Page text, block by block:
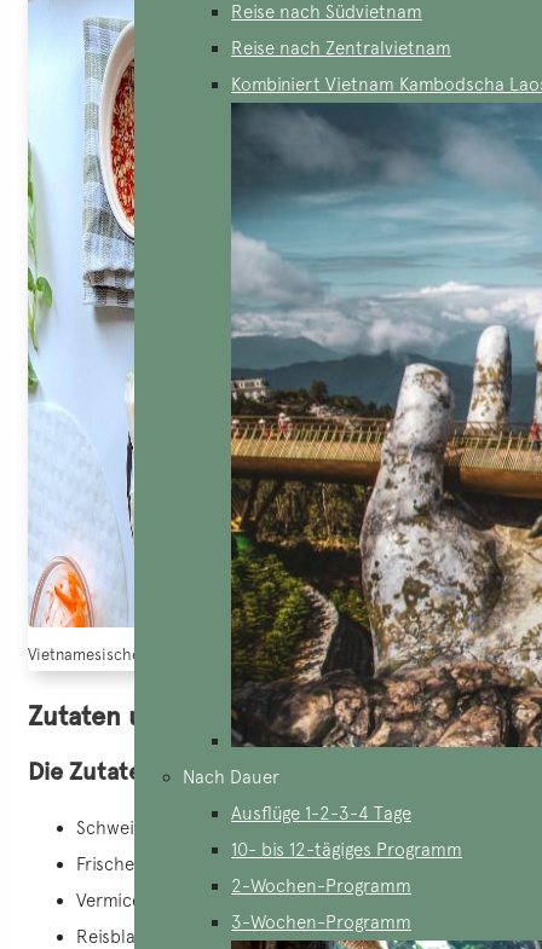
Reise nach Südvietnam
Reise nach Zentralvietnam
Kombiniert Vietnam Kambodscha
Nach Dauer
Ausflüge 1-2-3-4 Tage
10- bis 12-tägiges Programm
2-Wochen-Programm
3-Wochen-Programm
Vietnamesische Küche – Frühlingsrollen (Quelle: Tap Chi Du lich)
Zutaten und Praxis der Frühlingsrollen
Die Zutaten
Schweinebauch (mager und fett gemischt)
Frische Garnelen
Vermicelle
Reisblatt